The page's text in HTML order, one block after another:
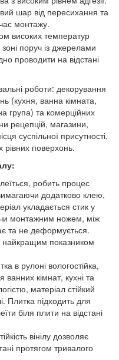
шар від пересихання та
монтажу.
високих температур
поруч із джерелами
проводити на відстані
роботи: декорування
(кухня, ванна кімната,
група) та комерційних
рецепцій, магазини,
суспільної присутності,
рівних поверхонь.
робить процес
додатково клею,
укладається стик у
монтажним ножем, між
та не деформується.
найкращим показником
в рулоні вологостійка,
кімнат, кухні та
матеріал стійкий
Плитка підходить для
біля плити на відстані
вінілу дозволяє
протягом тривалого